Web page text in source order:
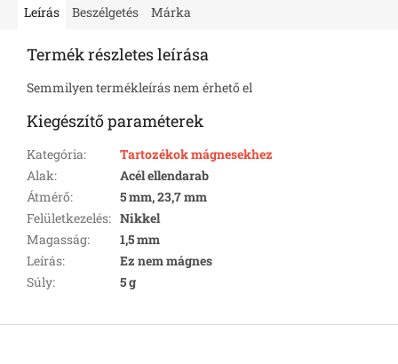
Leírás Beszélgetés Márka
Termék részletes leírása
Semmilyen termékleírás nem érhető el
Kiegészítő paraméterek
Kategória:
Tartozékok mágnesekhez
Alak:
Acél ellendarab
Átmérő:
5 mm, 23,7 mm
Felületkezelés: Nikkel
Magasság:
1,5 mm
Leírás:
Ez nem mágnes
Súly: 5 g
L